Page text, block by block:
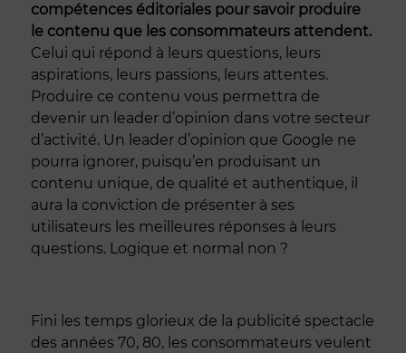
compétences éditoriales pour savoir produire
le contenu que les consommateurs attendent.
Celui qui répond à leurs questions, leurs
aspirations, leurs passions, leurs attentes.
Produire ce contenu vous permettra de
devenir un leader d’opinion dans votre secteur
d’activité. Un leader d’opinion que Google ne
pourra ignorer, puisqu’en produisant un
contenu unique, de qualité et authentique, il
aura la conviction de présenter à ses
utilisateurs les meilleures réponses à leurs
questions. Logique et normal non ?
Fini les temps glorieux de la publicité spectacle
des années 70, 80, les consommateurs veulent